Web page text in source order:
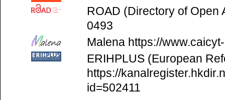
ROAD (Directory of Open
0493
Malena https://
ERIHPLUS (European
https://
id=502411